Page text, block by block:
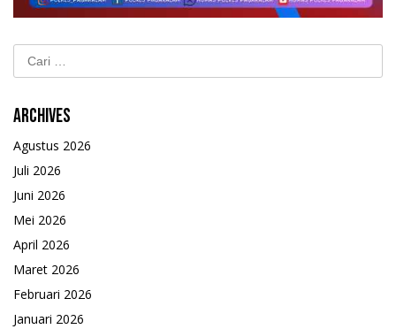
Cari
untuk:
Archives
Agustus 2026
Juli 2026
Juni 2026
Mei 2026
April 2026
Maret 2026
Februari 2026
Januari 2026